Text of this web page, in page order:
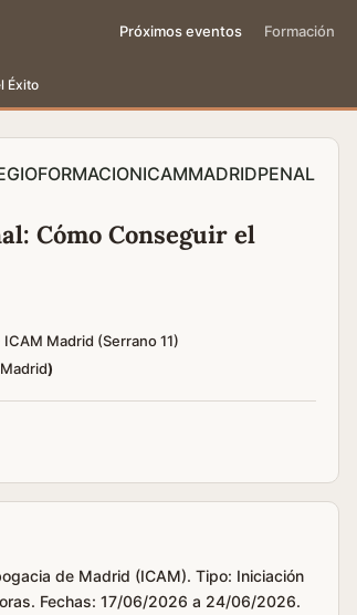
Próximos eventos Formación
Éxito
FORMACIONICAMMADRIDPENAL
Cómo Conseguir el
Madrid (Serrano 11)
Madrid)
de Madrid (ICAM). Tipo: Iniciación
Fechas: 17/06/2026 a 24/06/2026.